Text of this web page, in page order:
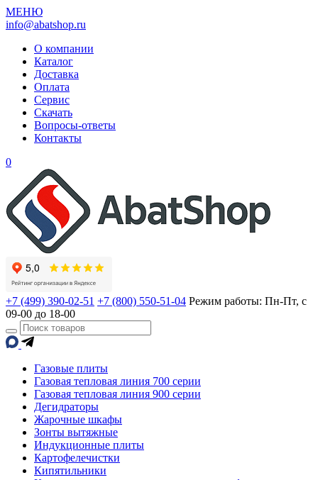
МЕНЮ
info@abatshop.ru
О компании
Каталог
Доставка
Оплата
Сервис
Скачать
Вопросы-ответы
Контакты
0
+7 (499) 390-02-51 +7 (800) 550-51-04 Режим работы: Пн-Пт, с
09-00 до 18-00
Газовые плиты
Газовая тепловая линия 700 серии
Газовая тепловая линия 900 серии
Дегидраторы
Жарочные шкафы
Зонты вытяжные
Индукционные плиты
Картофелечистки
Кипятильники